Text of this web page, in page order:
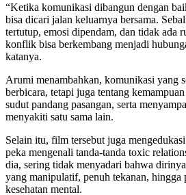
“Ketika komunikasi dibangun dengan
bisa dicari jalan keluarnya bersama.
tertutup, emosi dipendam, dan tidak ada
konflik bisa berkembang menjadi
katanya.
Arumi menambahkan, komunikasi yang
berbicara, tetapi juga tentang
sudut pandang pasangan, serta
menyakiti satu sama lain.
Selain itu, film tersebut juga
peka mengenali tanda-tanda toxic
dia, sering tidak menyadari bahwa
yang manipulatif, penuh tekanan, hingga
kesehatan mental.